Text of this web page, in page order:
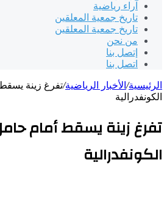
آراء رياضية
تاريخ جمعية المعلقين
تاريخ جمعية المعلقين
من نحن
إتصل بنا
اتصل بنا
الرئيسية/ الأخبار الرياضية/تفرغ زينة
الكونفدرالية
تفرغ زينة يسقط أمام
الكونفدرالية